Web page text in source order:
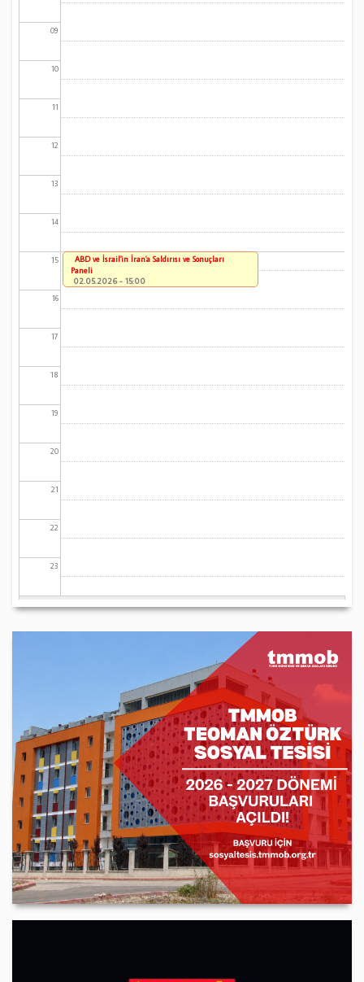
09
10
11
12
13
14
15
16
17
18
19
20
21
22
23
ABD ve İsrail'in İran'a Saldırısı ve Sonuçları
Paneli
02.05.2026 - 15:00